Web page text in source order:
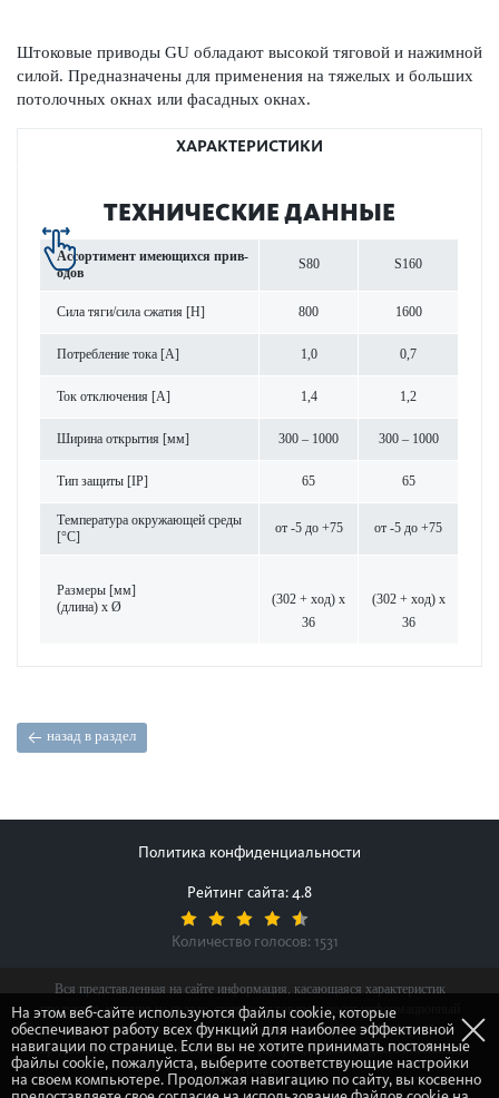
Што­ковые при­воды GU обладают выс­окой тяговой и нажимной
силой. Предн­азн­ачены для применения на тяжелых и больших
потол­очных окнах или фасадных окнах.
ХАРАКТЕРИСТИКИ
ТЕХНИЧЕСКИЕ ДАННЫЕ
Ассортимент имеющихся при­в­
одов
S80 S160
Сила тяги/сила сжатия [Н] 800 1600
Потреб­л­ение тока [A] 1,0 0,7
Ток отключения [A] 1,4 1,2
Ширина открытия [мм] 300 – 1000 300 – 1000
Тип защиты [IP] 65 65
Темпер­атура окружающей среды
[°C]
от -5 до +75 от -5 до +75
Размеры [мм]
(длина) x Ø
(302 + ход) x
36
(302 + ход) x
36
назад в раздел
Политика конфиденциальности
Рейтинг сайта: 4.8
Количество голосов: 1531
Вся представленная на сайте информация, касающаяся характеристик
продуктов, наличия на складе, стоимости товаров, носит информационный
характер и ни при каких условиях не является публичной офертой,
определяемой положениями Статьи 437(2) Гражданского кодекса Российской
Федерации.
На этом веб-сайте используются файлы cookie, которые
обеспечивают работу всех функций для наиболее эффективной
навигации по странице. Если вы не хотите принимать постоянные
файлы cookie, пожалуйста, выберите соответствующие настройки
на своем компьютере. Продолжая навигацию по сайту, вы косвенно